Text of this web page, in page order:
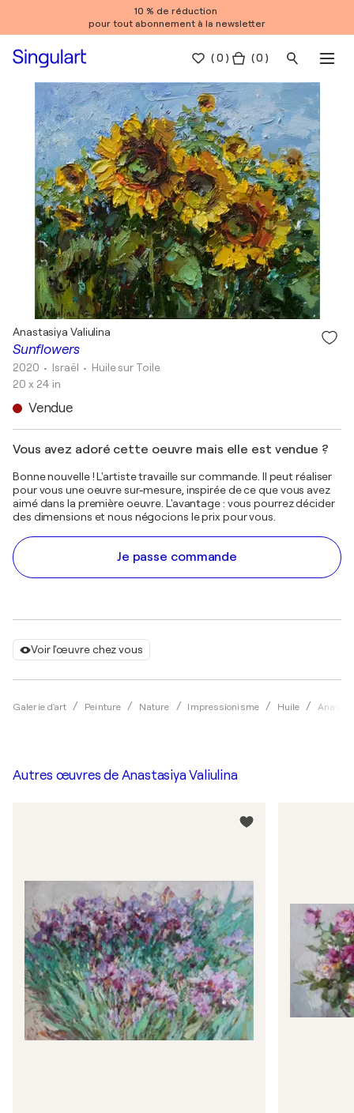
10 % de réduction
pour tout abonnement à la newsletter
(0 ) ( 0 )
Voir l'œuvre chez vous
Galerie d'art Peinture Nature Impressionisme Huile
Sunflowers
Anastasiya Valiulina
2020 • Israël • Huile sur Toile
20 x 24 in
Vendue
Vous avez adoré cette oeuvre mais elle est vendue ?
Bonne nouvelle ! L'artiste travaille sur commande. Il peut réaliser
pour vous une oeuvre sur-mesure, inspirée de ce que vous avez
aimé dans la première oeuvre. L'avantage : vous pourrez décider
des dimensions et nous négocions le prix pour vous.
Je passe commande
Autres œuvres de Anastasiya Valiulina